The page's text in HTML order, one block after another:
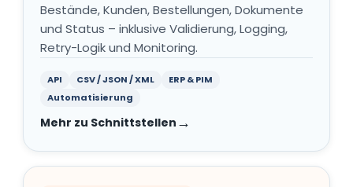
Bestände, Kunden, Bestellungen, Dokumente
und Status – inklusive Validierung, Logging,
Retry-Logik und Monitoring.
API CSV / JSON / XML
ERP & PIM
Automatisierung
Mehr zu Schnittstellen